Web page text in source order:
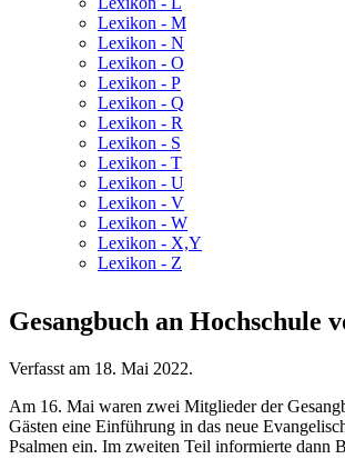
Lexikon - M
Lexikon - N
Lexikon - O
Lexikon - P
Lexikon - Q
Lexikon - R
Lexikon - S
Lexikon - T
Lexikon - U
Lexikon - V
Lexikon - W
Lexikon - X,Y
Lexikon - Z
Gesangbuch an Hochschule
Verfasst am 18. Mai 2022.
Am 16. Mai waren zwei Mitglieder der
Gästen eine Einführung in das neue
Psalmen ein. Im zweiten Teil informierte dann